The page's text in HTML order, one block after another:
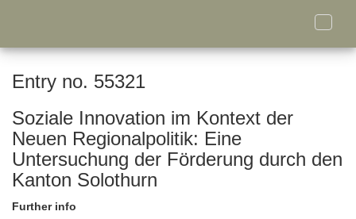
Toggle
Entry no. 55321
Soziale Innovation im Kontext der
Neuen Regionalpolitik: Eine
Untersuchung der Förderung durch den
Kanton Solothurn
Further info